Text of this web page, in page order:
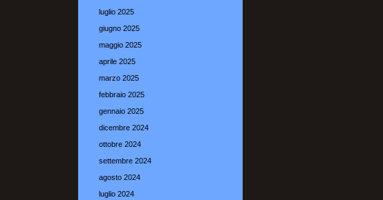
luglio 2025
giugno 2025
maggio 2025
aprile 2025
marzo 2025
febbraio 2025
gennaio 2025
dicembre 2024
ottobre 2024
settembre 2024
agosto 2024
luglio 2024